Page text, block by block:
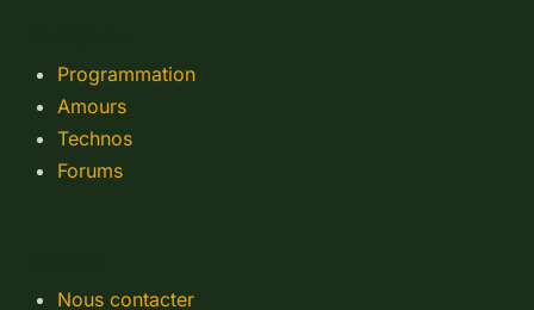
Programmation
Amours
Technos
Forums
Nous contacter